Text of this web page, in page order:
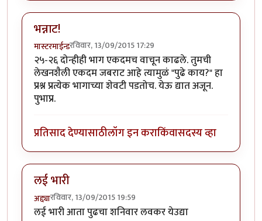
भन्नाट!
मास्टरमाईन्डरविवार, 13/09/2015 17:29
२५-२६ दोन्हीही भाग एकदमच वाचून काढले. तुमची
लेखनशैली एकदम जबराट आहे त्यामुळं "पुढे काय?" हा
प्रश्न प्रत्येक भागाच्या शेवटी पडतोच. येऊ द्यात अजून.
पुभाप्र.
प्रतिसाद देण्यासाठीलॉग इन कराकिंवासदस्य व्हा
लई भारी
अद्द्यारविवार, 13/09/2015 19:59
लई भारी आता पुढचा शनिवार लवकर येउद्या